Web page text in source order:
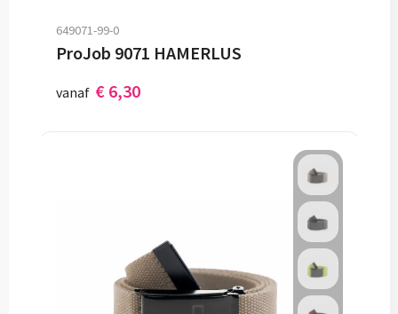
649071-99-0
ProJob 9071 HAMERLUS
vanaf € 6,30